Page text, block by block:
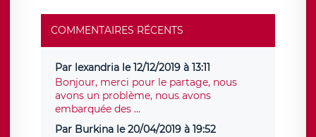
COMMENTAIRES RÉCENTS
Par lexandria le 12/12/2019 à 13:11
Bonjour, merci pour le partage, nous
avons un problème, nous avons
embarquée des ...
Par Burkina le 20/04/2019 à 19:52